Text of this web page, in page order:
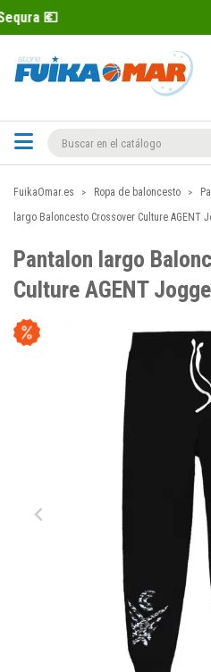
Recíbelo
FuikaOmar.es Ropa de baloncesto
largo Baloncesto Crossover Culture AGENT
Pantalon largo
Culture AGENT